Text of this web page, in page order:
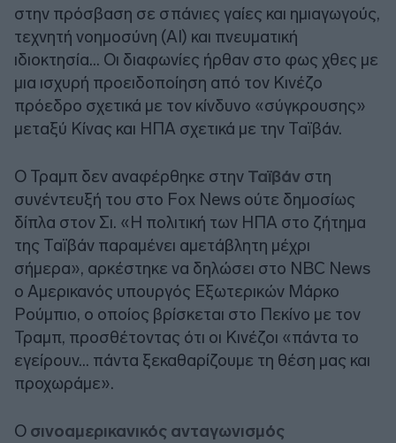
στην πρόσβαση σε σπάνιες γαίες και ημιαγωγούς,
τεχνητή νοημοσύνη (AI) και πνευματική
ιδιοκτησία... Οι διαφωνίες ήρθαν στο φως χθες με
μια ισχυρή προειδοποίηση από τον Κινέζο
πρόεδρο σχετικά με τον κίνδυνο «σύγκρουσης»
μεταξύ Κίνας και ΗΠΑ σχετικά με την Ταϊβάν.
Ο Τραμπ δεν αναφέρθηκε στην Ταϊβάν στη
συνέντευξή του στο Fox News ούτε δημοσίως
δίπλα στον Σι. «Η πολιτική των ΗΠΑ στο ζήτημα
της Ταϊβάν παραμένει αμετάβλητη μέχρι
σήμερα», αρκέστηκε να δηλώσει στο NBC News
ο Αμερικανός υπουργός Εξωτερικών Μάρκο
Ρούμπιο, ο οποίος βρίσκεται στο Πεκίνο με τον
Τραμπ, προσθέτοντας ότι οι Κινέζοι «πάντα το
εγείρουν... πάντα ξεκαθαρίζουμε τη θέση μας και
προχωράμε».
Ο σινοαμερικανικός ανταγωνισμός